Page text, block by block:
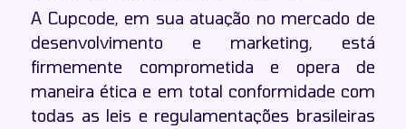
A Cupcode, em sua atuação no mercado de
desenvolvimento e marketing, está
firmemente comprometida e opera de
maneira ética e em total conformidade com
todas as leis e regulamentações brasileiras